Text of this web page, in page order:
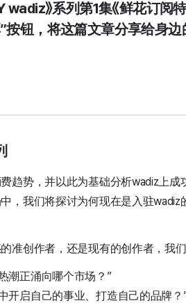
wadiz》系列第1集《鲜花订阅
钮，将这篇文章分享给身边
趋势，并以此为基础分析wadiz上成
，我们将探讨为何现在是入驻
准创作者，还是现有的创作者，我
潮正涌向哪个市场？”
开启自己的事业、打造自己的品牌？